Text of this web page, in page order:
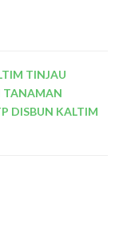
TINJAU
TANAMAN
DISBUN KALTIM